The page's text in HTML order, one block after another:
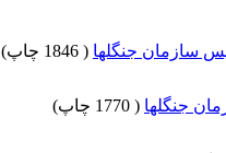
(
)
(
)